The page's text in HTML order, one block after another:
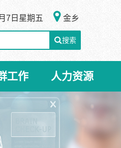
7日 星期五 金乡
搜索
工作 人力资源